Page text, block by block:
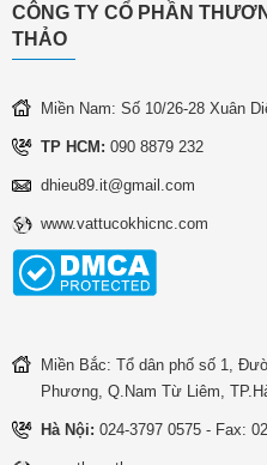
CÔNG TY CỔ PHẦN
THẢO
Miền Nam: Số 10/26-28 Xuân
TP HCM: 090 8879 232
dhieu89.it@gmail.com
www.vattucokhicnc.com
Miền Bắc: Tổ dân phố số 1,
Phương, Q.Nam Từ Liêm,
Hà Nội: 024-3797 0575 - Fax: